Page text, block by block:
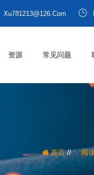
Xu781213@126.com
资源 常见问题
首页/ 阅